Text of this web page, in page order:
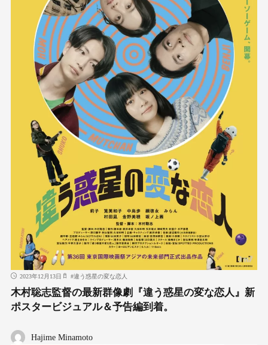
2023年12月13日 #違う惑星の変な恋人
木村聡志監督の最新群像劇『違う惑星の変な恋人』新
ポスタービジュアル＆予告編到着。
Hajime Minamoto